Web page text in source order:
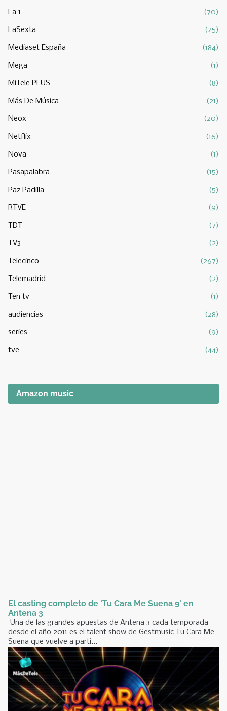
La 1 (70)
LaSexta (25)
Mediaset España (184)
Mega (1)
MiTele PLUS (8)
Más De Música (21)
Neox (20)
Netflix (16)
Nova (1)
Pasapalabra (15)
Paz Padilla (5)
RTVE (9)
TDT (7)
TV3 (2)
Telecinco (267)
Telemadrid (2)
Ten tv (1)
audiencias (28)
series (9)
tve (44)
Amazon music
El casting completo de 'Tu Cara Me Suena 9' en
Antena 3
Una de las grandes apuestas de Antena 3 cada temporada
desde el año 2011 es el talent show de Gestmusic Tu Cara Me
Suena que vuelve a parti...